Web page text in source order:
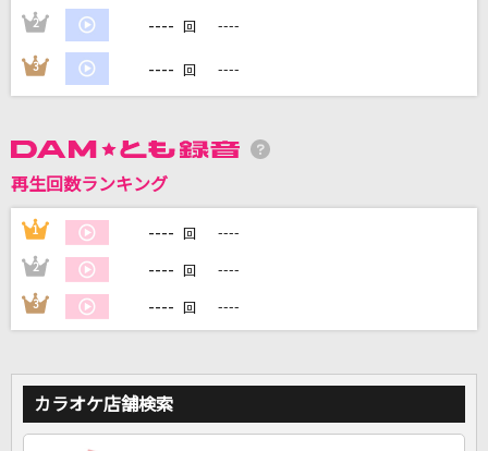
カラオケ最新情報をチェック！
2 ---- 回 ----
3 ---- 回 ----
再生回数ランキング
1 ---- 回 ----
2 ---- 回 ----
3 ---- 回 ----
カラオケ店舗検索